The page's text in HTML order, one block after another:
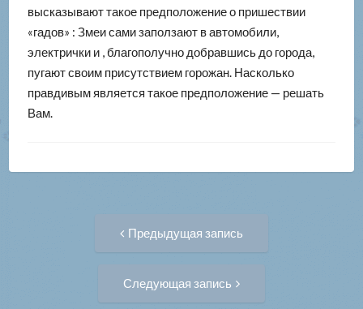
высказывают такое предположение о пришествии
«гадов» : Змеи сами заползают в автомобили,
электрички и , благополучно добравшись до города,
пугают своим присутствием горожан. Насколько
правдивым является такое предположение — решать
Вам.
Навигация
записям
Предыдущая запись
Следующая запись